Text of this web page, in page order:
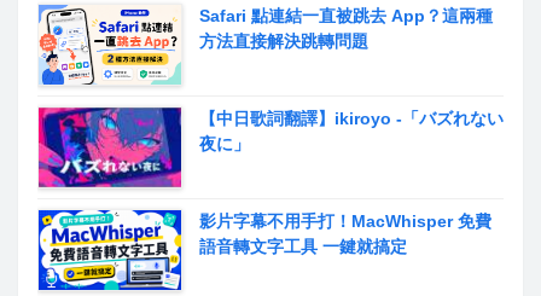
Safari 點連結一直被跳去 App？這兩種
方法直接解決跳轉問題
【中日歌詞翻譯】ikiroyo -「バズれない
夜に」
影片字幕不用手打！MacWhisper 免費
語音轉文字工具 一鍵就搞定